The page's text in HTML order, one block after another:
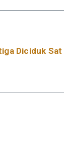
Diciduk Sat